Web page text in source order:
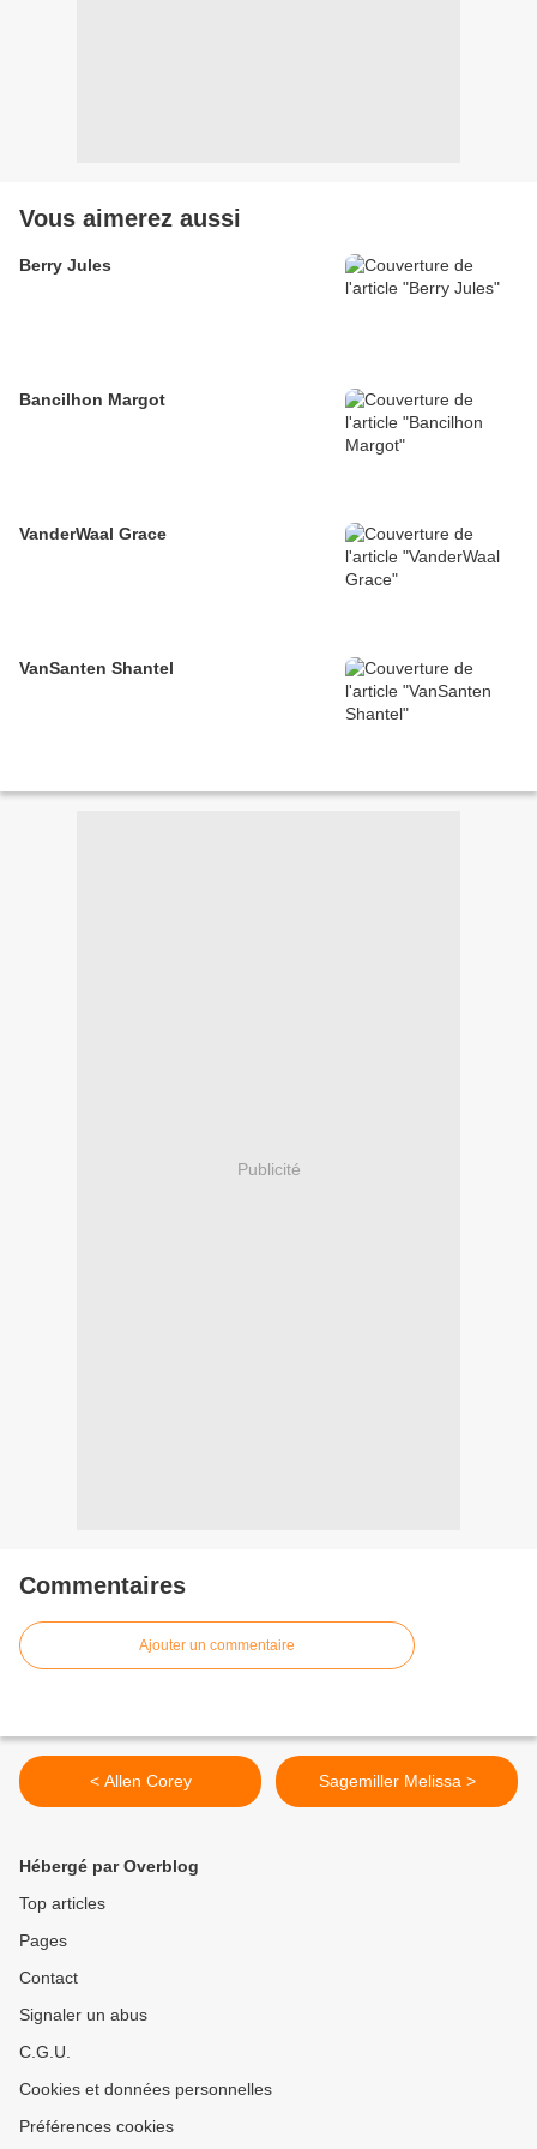
Vous aimerez aussi
Berry Jules
Bancilhon Margot
VanderWaal Grace
VanSanten Shantel
Publicité
Commentaires
Ajouter un commentaire
< Allen Corey Sagemiller Melissa >
Hébergé par Overblog
Top articles
Pages
Contact
Signaler un abus
C.G.U.
Cookies et données personnelles
Préférences cookies